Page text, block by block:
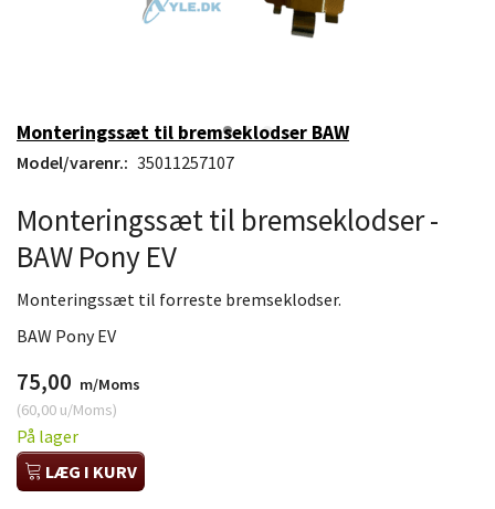
Monteringssæt til bremseklodser BAW
Model/varenr.: 35011257107
Monteringssæt til bremseklodser -
BAW Pony EV
Monteringssæt til forreste bremseklodser.
BAW Pony EV
75,00 m/Moms
(60,00 u/Moms)
På lager
LÆG I KURV